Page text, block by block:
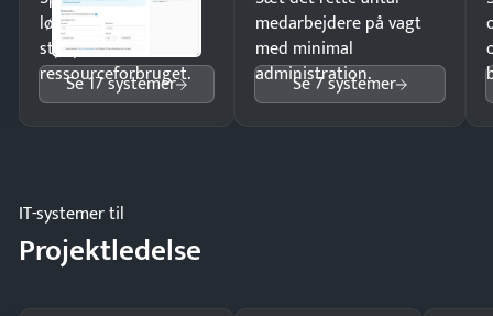
lønberegning og få
styr på
ressourceforbruget.
Se 17 systemer
medarbejdere på vagt
med minimal
administration.
Se 7 systemer
IT-systemer til
Projektledelse